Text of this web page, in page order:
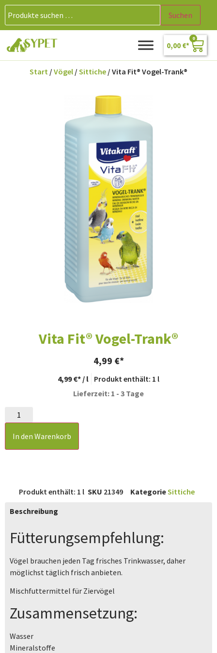
Suchen
0,00 €
0
Start / Vögel / Sittiche / Vita Fit® Vogel-Trank®
Vita Fit® Vogel-Trank®
4,99 €
4,99€ / l Produkt enthält: 1 l
Lieferzeit: 1 - 3 Tage
In den Warenkorb
Produkt enthält: 1 l SKU 21349 KategorieSittiche
Beschreibung
Fütterungsempfehlung:
Vögel brauchen jeden Tag frisches Trinkwasser, daher
möglichst täglich frisch anbieten.
Mischfuttermittel für Ziervögel
Zusammensetzung:
Wasser
Mineralstoffe